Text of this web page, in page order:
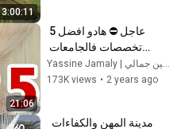
3:00:11
21:06
المغربية لسنة 2024 😍🔥
🔥🔥
Yassine Jamaly | ياسين جمالي
173K views • 2 years ago